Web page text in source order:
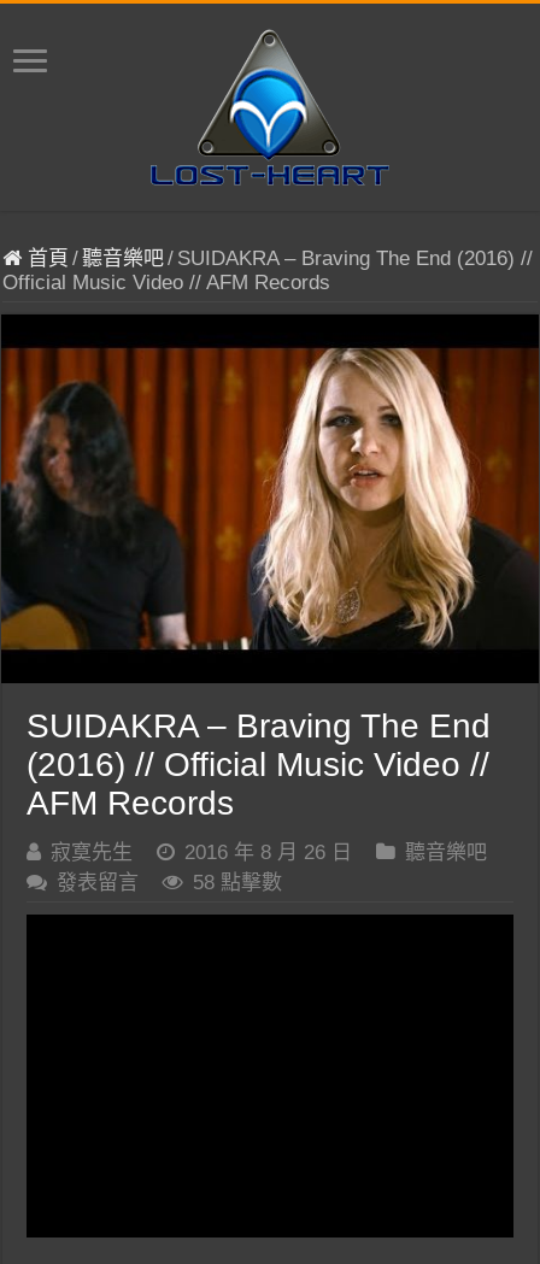
首頁 /聽音樂吧/ SUIDAKRA – Braving The End (2016) //
Official Music Video // AFM Records
SUIDAKRA – Braving The End
(2016) // Official Music Video //
AFM Records
寂寞先生 2016 年 8 月 26 日
聽音樂吧
發表留言
58 點擊數